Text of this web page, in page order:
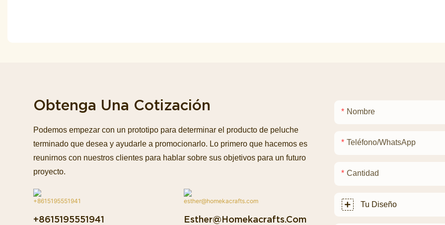
Obtenga Una Cotización
Podemos empezar con un prototipo para determinar el producto de peluche
terminado que desea y ayudarle a promocionarlo. Lo primero que hacemos es
reunirnos con nuestros clientes para hablar sobre sus objetivos para un futuro
proyecto.
+8615195551941 Esther@homekacrafts.com
Nombre
Teléfono/WhatsApp
Cantidad
Tu Diseño